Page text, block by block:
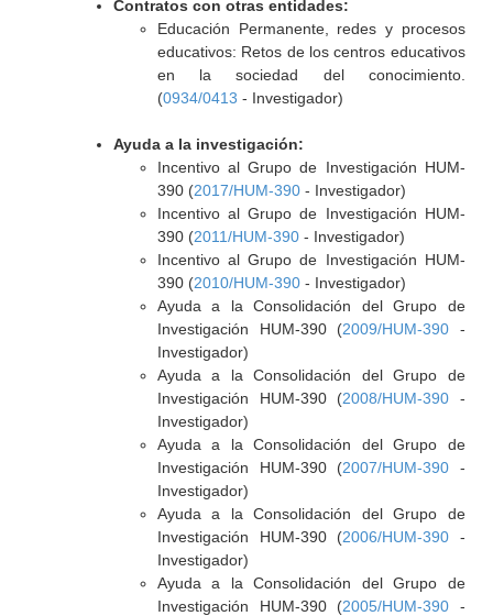
Contratos con otras entidades:
Educación Permanente, redes y procesos
educativos: Retos de los centros educativos
en la sociedad del conocimiento.
(0934/0413 - Investigador)
Ayuda a la investigación:
Incentivo al Grupo de Investigación HUM-
390 (2017/HUM-390- Investigador)
Incentivo al Grupo de Investigación HUM-
390 (2011/HUM-390- Investigador)
Incentivo al Grupo de Investigación HUM-
390 (2010/HUM-390- Investigador)
Ayuda a la Consolidación del Grupo de
Investigación HUM-390 (2009/HUM-390 -
Investigador)
Ayuda a la Consolidación del Grupo de
Investigación HUM-390 (2008/HUM-390 -
Investigador)
Ayuda a la Consolidación del Grupo de
Investigación HUM-390 (2007/HUM-390 -
Investigador)
Ayuda a la Consolidación del Grupo de
Investigación HUM-390 (2006/HUM-390 -
Investigador)
Ayuda a la Consolidación del Grupo de
Investigación HUM-390 (2005/HUM-390 -